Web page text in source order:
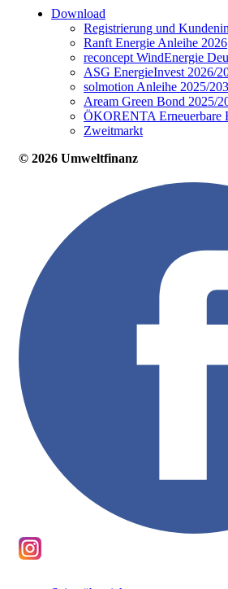
Download
Registrierung und
Ranft Energie Anleihe 2026
reconcept WindEnergie
ASG EnergieInvest 2026/
solmotion Anleihe 2025/
Aream Green Bond 2025/
ÖKORENTA Erneuerbare
Zweitmarkt
© 2026 Umweltfinanz